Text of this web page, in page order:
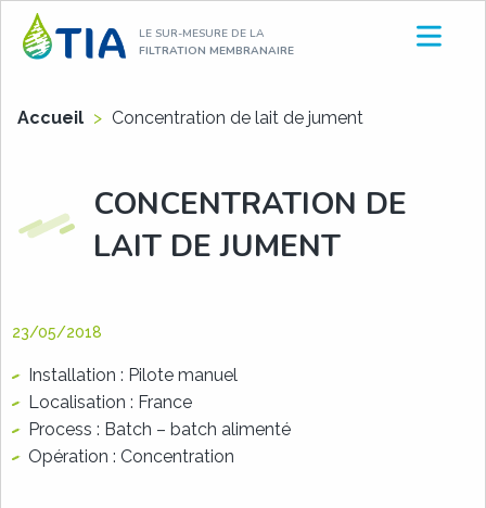
Aller
contenu
LE SUR-MESURE DE LA
FILTRATION MEMBRANAIRE
Accueil > Concentration de lait de jument
CONCENTRATION DE
LAIT DE JUMENT
23/05/2018
Installation : Pilote manuel
Localisation : France
Process : Batch – batch alimenté
Opération : Concentration